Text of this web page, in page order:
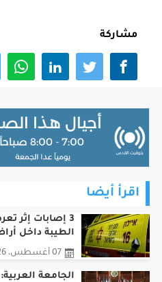
مشاركة
اقرأ أيضا
3 إصابات إثر
الطيبة داخل
07 أغسطس، 2026 - 05:08pm
الجامعة